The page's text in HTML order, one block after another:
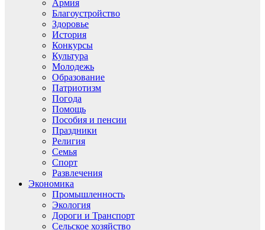
Армия
Благоустройство
Здоровье
История
Конкурсы
Культура
Молодежь
Образование
Патриотизм
Погода
Помощь
Пособия и пенсии
Праздники
Религия
Семья
Спорт
Развлечения
Экономика
Промышленность
Экология
Дороги и Транспорт
Сельское хозяйство